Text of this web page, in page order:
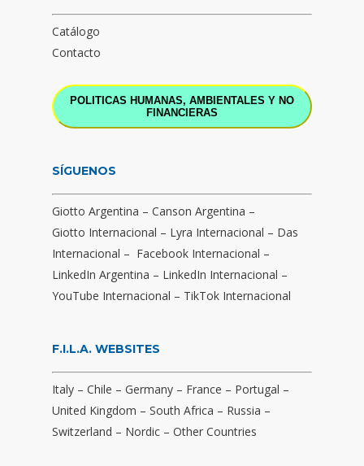
Catálogo
Contacto
POLITICAS HUMANAS, AMBIENTALES Y NO
FINANCIERAS
SÍGUENOS
Giotto Argentina – Canson Argentina –
Giotto Internacional – Lyra Internacional – Das
Internacional – Facebook Internacional –
LinkedIn Argentina – LinkedIn Internacional –
YouTube Internacional – TikTok Internacional
F.I.L.A. WEBSITES
Italy – Chile – Germany – France – Portugal –
United Kingdom – South Africa – Russia –
Switzerland – Nordic – Other Countries